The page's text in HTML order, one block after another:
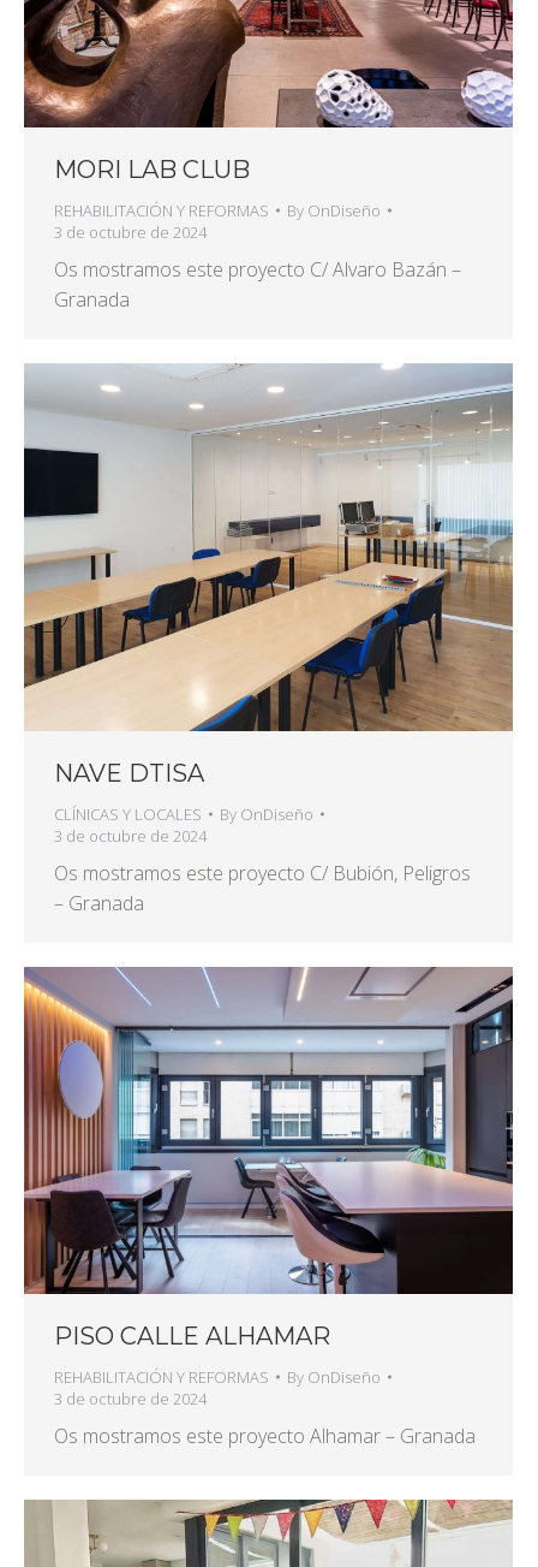
MORI LAB CLUB
REHABILITACIÓN Y REFORMAS By OnDiseño
3 de octubre de 2024
Os mostramos este proyecto C/ Alvaro Bazán –
Granada
NAVE DTISA
CLÍNICAS Y LOCALES By OnDiseño
3 de octubre de 2024
Os mostramos este proyecto C/ Bubión, Peligros
– Granada
PISO CALLE ALHAMAR
REHABILITACIÓN Y REFORMAS By OnDiseño
3 de octubre de 2024
Os mostramos este proyecto Alhamar – Granada